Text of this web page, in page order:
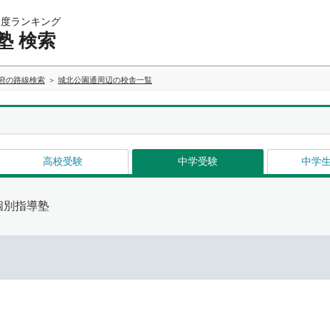
ランキング
検索
の路線検索 城北公園通周辺の校舎一覧
高校受験 中学受験 中学
別指導塾